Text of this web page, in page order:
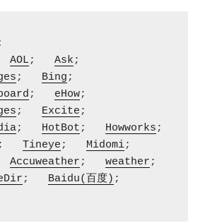
AOL; Ask;
; Bing;
; eHow;
; Excite;
; HotBot; Howworks;
Tineye; Midomi;
Accuweather; weather;
; Baidu(百度) ;